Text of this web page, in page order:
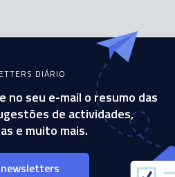
DIÁRIO
no seu e-mail o resumo das
de actividades,
e muito mais.